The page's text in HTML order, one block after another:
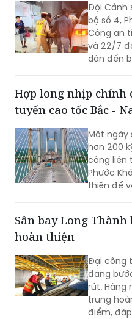
Đội Cảnh
bộ số 4,
Công an
và 22/7
dân đến
Hợp long nhịp chính
tuyến cao tốc Bắc -
Một ngày
hơn 200
công liên
Phước
thiện để
Sân bay Long
hoàn thiện
Đại công
đang
rút. Hàng
trung
điểm,